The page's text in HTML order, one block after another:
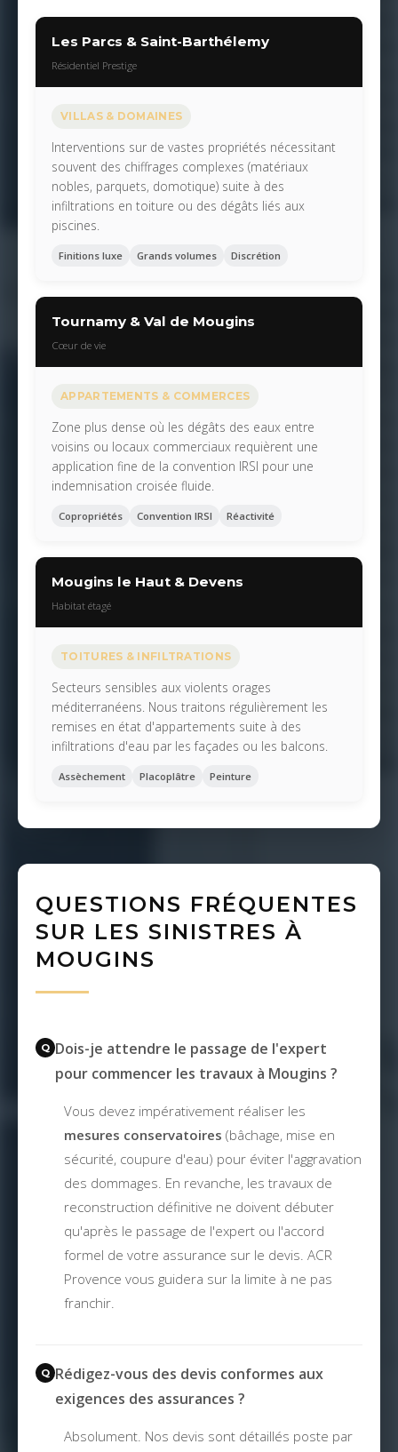
Les Parcs & Saint-Barthélemy
Résidentiel Prestige
VILLAS & DOMAINES
Interventions sur de vastes propriétés nécessitant
souvent des chiffrages complexes (matériaux
nobles, parquets, domotique) suite à des
infiltrations en toiture ou des dégâts liés aux
piscines.
Finitions luxe Grands volumes Discrétion
Tournamy & Val de Mougins
Cœur de vie
APPARTEMENTS & COMMERCES
Zone plus dense où les dégâts des eaux entre
voisins ou locaux commerciaux requièrent une
application fine de la convention IRSI pour une
indemnisation croisée fluide.
Copropriétés Convention IRSI Réactivité
Mougins le Haut & Devens
Habitat étagé
TOITURES & INFILTRATIONS
Secteurs sensibles aux violents orages
méditerranéens. Nous traitons régulièrement les
remises en état d'appartements suite à des
infiltrations d'eau par les façades ou les balcons.
Assèchement Placoplâtre Peinture
QUESTIONS FRÉQUENTES
SUR LES SINISTRES À
MOUGINS
Dois-je attendre le passage de l'expert
pour commencer les travaux à Mougins ?
Vous devez impérativement réaliser les
mesures conservatoires (bâchage, mise en
sécurité, coupure d'eau) pour éviter l'aggravation
des dommages. En revanche, les travaux de
reconstruction définitive ne doivent débuter
qu'après le passage de l'expert ou l'accord
formel de votre assurance sur le devis. ACR
Provence vous guidera sur la limite à ne pas
franchir.
Rédigez-vous des devis conformes aux
exigences des assurances ?
Absolument. Nos devis sont détaillés poste par